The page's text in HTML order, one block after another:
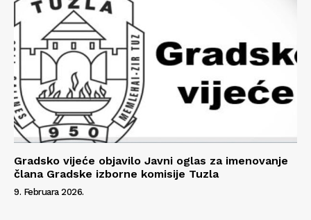
Gradsko vijeće objavilo Javni oglas za imenovanje
člana Gradske izborne komisije Tuzla
9. Februara 2026.